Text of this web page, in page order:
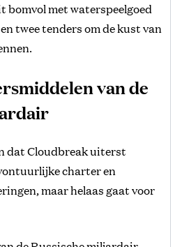
bomvol met waterspeelgoed
twee tenders om de kust van
van de
dat Cloudbreak uiterst
charter en
maar helaas gaat voor